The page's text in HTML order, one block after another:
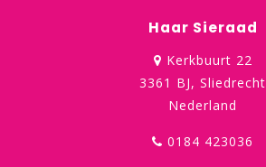
Haar Sieraad
Kerkbuurt 22
3361 BJ, Sliedrecht
Nederland
0184 423036